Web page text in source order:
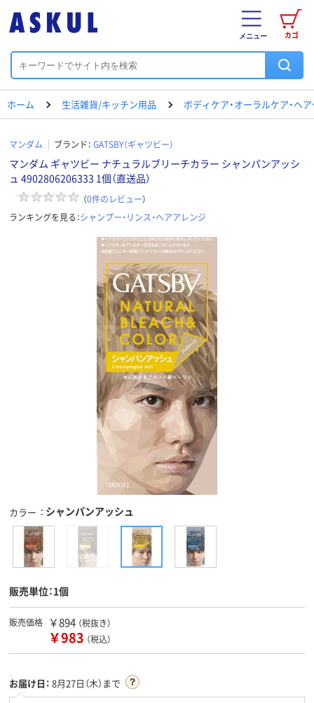
カゴ
メニュー
ホーム 生活雑貨/キッチン用品 ボディケア・オーラルケア・ヘ
マンダム ブランド： GATSBY（ギャツビー）
マンダム ギャツビー ナチュラルブリーチカラー シャンパンアッシ
ュ 4902806206333 1個（直送品）
（0件のレビュー）
ランキングを見る：シャンプー・リンス・ヘアアレンジ
カラー シャンパンアッシュ
販売単位：1個
販売価格 ￥894 （税抜き）
￥983 （税込）
お届け日： 8月27日（木）まで